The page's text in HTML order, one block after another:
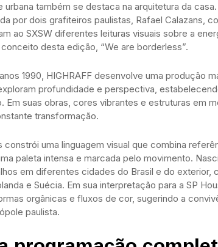
urbana também se destaca na arquitetura da
por dois grafiteiros paulistas, Rafael Calazans,
ao SXSW diferentes leituras visuais sobre a
desta edição, “We are borderless”.
1990, HIGHRAFF desenvolve uma produção
profundidade e perspectiva,
Em suas obras, cores vibrantes e estruturas em
transformação.
constrói uma linguagem visual que combina
paleta intensa e marcada pelo movimento.
em diferentes cidades do Brasil e do exterior,
e Suécia. Em sua interpretação para a SP
orgânicas e fluxos de cor, sugerindo a
paulista.